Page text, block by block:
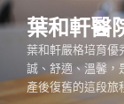
跳
至
內
葉和軒醫
葉和軒嚴格培育優
誠、舒適、溫馨，
產後復舊的這段旅